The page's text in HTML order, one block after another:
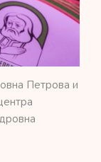
Петрова и